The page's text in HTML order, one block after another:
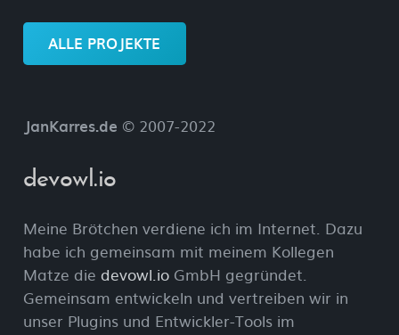
ALLE PROJEKTE
JanKarres.de © 2007-2022
devowl.io
Meine Brötchen verdiene ich im Internet. Dazu
habe ich gemeinsam mit meinem Kollegen
Matze die devowl.ioGmbH gegründet.
Gemeinsam entwickeln und vertreiben wir in
unser Plugins und Entwickler-Tools im